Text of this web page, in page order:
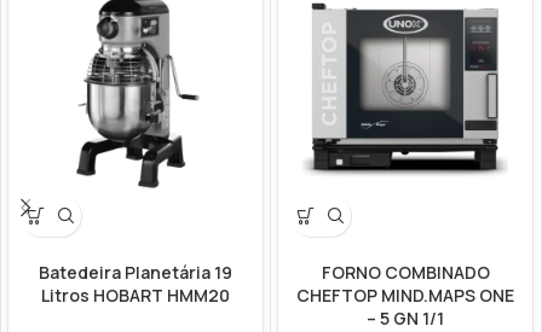
Batedeira Planetária 19
Litros HOBART HMM20
FORNO COMBINADO
CHEFTOP MIND.MAPS ONE
– 5 GN 1/1